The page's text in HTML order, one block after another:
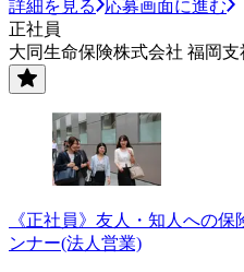
詳細を見る
応募画面に進む
正社員
大同生命保険株式会社 福岡
《正社員》友人・知人への
ンナー(法人営業)